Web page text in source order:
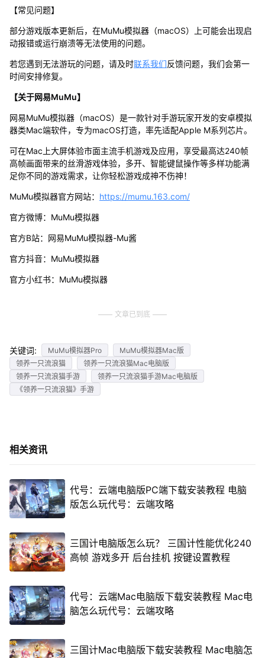
【常见问题】
部分游戏版本更新后，在MuMu模拟器（macOS）上可能会出现启
动报错或运行崩溃等无法使用的问题。
若您遇到无法游玩的问题，请及时联系我们反馈问题，我们会第一
时间安排修复。
【关于网易MuMu】
网易MuMu模拟器（macOS）是一款针对手游玩家开发的安卓模拟
器类Mac端软件，专为macOS打造，率先适配Apple M系列芯片。
可在Mac上大屏体验市面主流手机游戏及应用，享受最高达240帧
高帧画面带来的丝滑游戏体验，多开、智能键鼠操作等多样功能满
足你不同的游戏需求，让你轻松游戏成神不伤神！
MuMu模拟器官方网站： https://mumu.163.com/
官方微博：MuMu模拟器
官方B站：网易MuMu模拟器-Mu酱
官方抖音：MuMu模拟器
官方小红书：MuMu模拟器
文章已到底
关键词: MuMu模拟器Pro
MuMu模拟器Mac版
领养一只流浪猫
领养一只流浪猫Mac电脑版
领养一只流浪猫手游
领养一只流浪猫手游Mac电脑版
《领养一只流浪猫》手游
相关资讯
代号：云端电脑版PC端下载安装教程 电脑
版怎么玩代号：云端攻略
三国计电脑版怎么玩？ 三国计性能优化240
高帧 游戏多开 后台挂机 按键设置教程
代号：云端Mac电脑版下载安装教程 Mac电
脑怎么玩代号：云端攻略
三国计Mac电脑版下载安装教程 Mac电脑怎